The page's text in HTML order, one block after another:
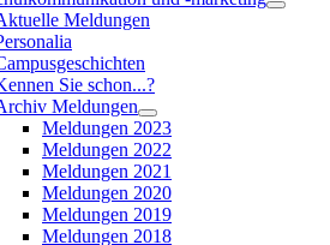
Meldungen
Sie schon...?
Meldungen
Meldungen 2023
Meldungen 2022
Meldungen 2021
Meldungen 2020
Meldungen 2019
Meldungen 2018